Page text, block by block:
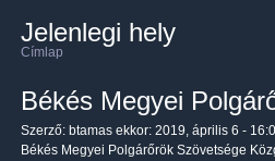
Jelenlegi hely
Címlap
Békés Megyei
Szerző: btamas ekkor: 2019, április 6 -
Békés Megyei Polgárőrök Szövetsége